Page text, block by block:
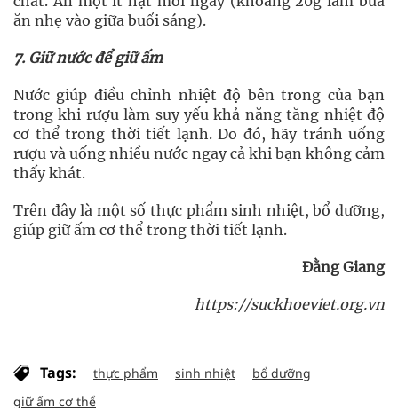
ăn nhẹ vào giữa buổi sáng).
7. Giữ nước để giữ ấm
Nước giúp điều chỉnh nhiệt độ bên trong của bạn
trong khi rượu làm suy yếu khả năng tăng nhiệt độ
cơ thể trong thời tiết lạnh. Do đó, hãy tránh uống
rượu và uống nhiều nước ngay cả khi bạn không cảm
thấy khát.
Trên đây là một số thực phẩm sinh nhiệt, bổ dưỡng,
giúp giữ ấm cơ thể trong thời tiết lạnh.
Đằng Giang
https://suckhoeviet.org.vn
Tags: thực phẩm sinh nhiệt
bổ dưỡng
giữ ấm cơ thể